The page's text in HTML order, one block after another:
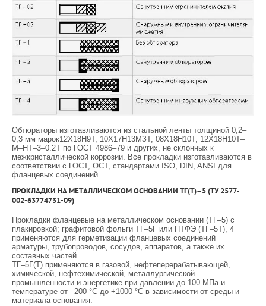
Обтюраторы изготавливаются из стальной ленты толщиной 0,2–
0,3 мм марок12Х18Н9Т, 10Х17Н13МЗТ, 08Х18Н10Т, 12Х18Н10Т–
М–НТ–3–0.2Т по ГОСТ 4986–79 и других, не склонных к
межкристаллической коррозии. Все прокладки изготавливаются в
соответствии с ГОСТ, ОСТ, стандартами ISO, DIN, ANSI для
фланцевых соединений.
ПРОКЛАДКИ НА МЕТАЛЛИЧЕСКОМ ОСНОВАНИИ ТГ(Т)–5 (ТУ 2577-
002-63774731-09)
Прокладки фланцевые на металлическом основании (ТГ–5) с
плакировкой; графитовой фольги ТГ–5Г или ПТФЭ (ТГ–5Т), 4
применяются для герметизации фланцевых соединений
арматуры, трубопроводов, сосудов, аппаратов, а также их
составных частей.
ТГ–5Г(Т) применяются в газовой, нефтеперерабатывающей,
химической, нефтехимической, металлургической
промышленности и энергетике при давлении до 100 МПа и
температуре от –200 °С до +1000 °С в зависимости от среды и
материала основания.